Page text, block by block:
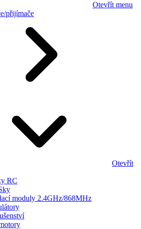
Otevřít menu
přijímače
Otevřít
RC
moduly 2.4GHz/868MHz